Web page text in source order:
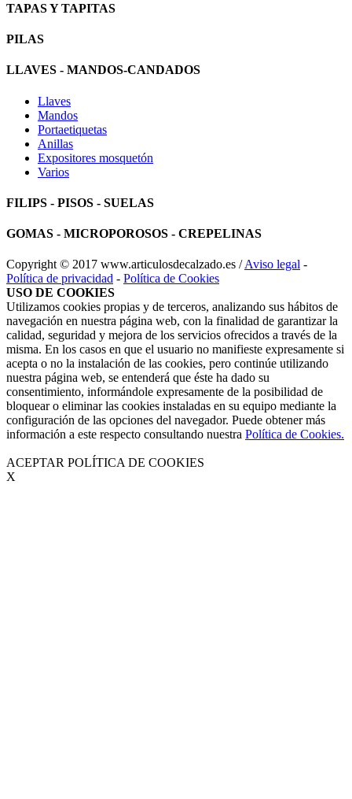
TAPAS Y TAPITAS
PILAS
LLAVES - MANDOS-CANDADOS
Llaves
Mandos
Portaetiquetas
Anillas
Expositores mosquetón
Varios
FILIPS - PISOS - SUELAS
GOMAS - MICROPOROSOS - CREPELINAS
Copyright © 2017 www.articulosdecalzado.es /Aviso legal -
Política de privacidad - Política de Cookies
USO DE COOKIES
Utilizamos cookies propias y de terceros, analizando sus hábitos de
navegación en nuestra página web, con la finalidad de garantizar la
calidad, seguridad y mejora de los servicios ofrecidos a través de la
misma. En los casos en que el usuario no manifieste expresamente si
acepta o no la instalación de las cookies, pero continúe utilizando
nuestra página web, se entenderá que éste ha dado su
consentimiento, informándole expresamente de la posibilidad de
bloquear o eliminar las cookies instaladas en su equipo mediante la
configuración de las opciones del navegador. Puede obtener más
información a este respecto consultando nuestra Política de Cookies.
ACEPTAR POLÍTICA DE COOKIES
X